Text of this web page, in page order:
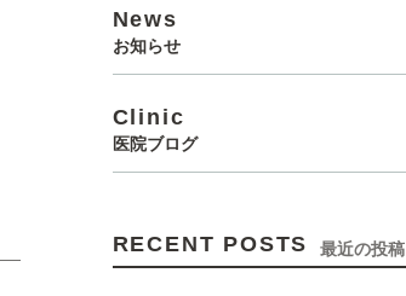
News
お知らせ
Clinic
医院ブログ
RECENT POSTS 最近の投稿